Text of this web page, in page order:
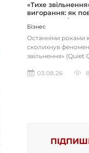
«Тихе
вигорання: як
через сенс і мету
Бізнес
Останніми роками
сколихнув
звільнення» (Quiet
03.08.26